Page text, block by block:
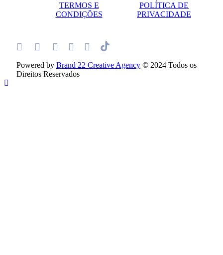
TERMOS E
CONDIÇÕES
POLÍTICA DE
PRIVACIDADE
Powered by Brand 22 Creative Agency © 2024 Todos os
Direitos Reservados